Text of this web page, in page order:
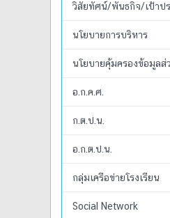
วิสัยทัศน์/พันธกิจ/เป้าป
นโยบายการบริหาร
นโยบายคุ้มครองข้อมูลส่
อ.ก.ค.ศ.
ก.ต.ป.น.
อ.ก.ต.ป.น.
กลุ่มเครือข่ายโรงเรียน
Social Network